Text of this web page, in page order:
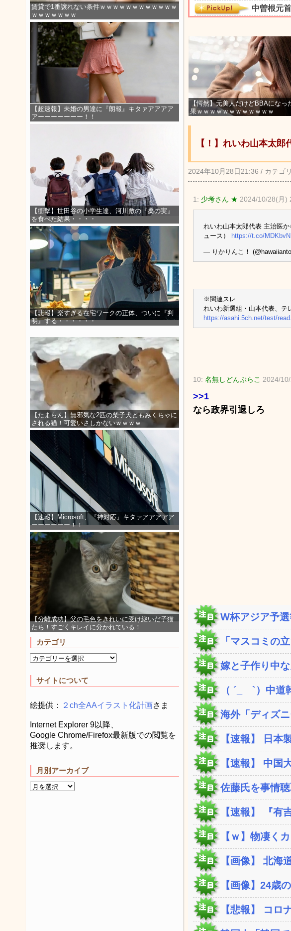
賃貸で1番譲れない条件ｗｗｗｗｗｗｗｗｗｗｗｗ
ｗｗｗｗｗｗｗ
【超速報】未婚の男達に『朗報』キタァアアアア
アーーーーーーー！！
【衝撃】世田谷の小学生達、河川敷の『桑の実』
を食べた結果・・・・
【悲報】楽すぎる在宅ワークの正体、ついに『判
明』する・・・・・・
【たまらん】無邪気な2匹の柴子犬ともみくちゃに
される猫！可愛いさしかないｗｗｗｗ
【速報】Microsoft、『神対応』キタァアアアアア
ーーーーーー！！
【分離成功】父の毛色をきれいに受け継いだ子猫
たち！すごくキレイに分かれている！
カテゴリ
サイトについて
絵提供： ２ch全AAイラスト化計画さま
Internet Explorer 9以降、
Google Chrome/Firefox最新版での閲覧を
推奨します。
月別アーカイブ
【愕然】元美人だけどBBAになっ
果ｗｗｗｗｗｗｗｗｗｗｗｗ
【！】れいわ山本太
2024年10月28日21:36 / カテゴリ
1: 少考さん ★ 2024/10/28(月)
れいわ山本太郎代表 主治医
ュース） https://t.co/
— りかりんこ！
※関連スレ
れいわ新選組・山本代表、テ
https://asahi.5ch.net/test/
10: 名無しどんぶらこ 2024/
>>1
なら政界引退しろ
W杯アジア予
「マスコミの
嫁と子作り中
（ ´_ゝ`）中
海外「ディズ
【速報】 日本
【速報】 中国
佐藤氏を事情
【速報】 『有
【ｗ】物凄く
【画像】 北海
【画像】24歳
【悲報】 コロ